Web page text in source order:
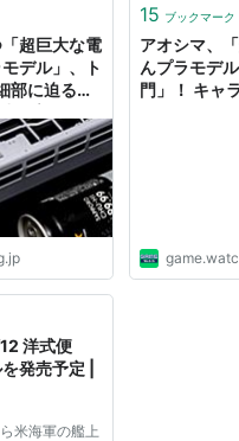
超巨大な電
デル」、ト
部に迫る
15 ブックマーク
アオシマ、
んプラモデ
門」！ キャ
洋式便
発売予定 |
米海軍の艦上